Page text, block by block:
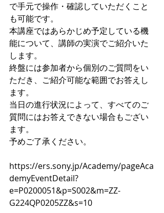
で手元で操作・確認していただくこと
も可能です。
本講座ではあらかじめ予定している機
能について、講師の実演でご紹介いた
します。
終盤には参加者から個別のご質問をい
ただき、ご紹介可能な範囲でお答えし
ます。
当日の進行状況によって、すべてのご
質問にはお答えできない場合もござい
ます。
予めご了承ください。
https://ers.sony.jp/Academy/pageAca
demyEventDetail?
e=P0200051&p=S002&m=ZZ-
G224QP0205ZZ&s=10